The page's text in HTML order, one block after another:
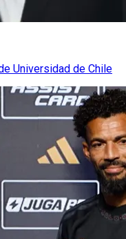
Universidad de Chile